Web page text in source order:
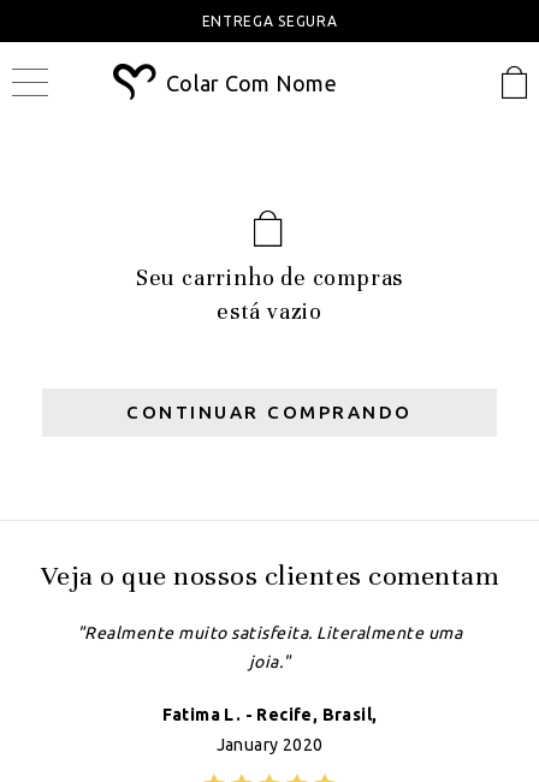
ENTREGA SEGURA
Colar Com Nome
Seu carrinho de compras
está vazio
CONTINUAR COMPRANDO
Veja o que nossos clientes comentam
"Realmente muito satisfeita. Literalmente uma
joia."
Fatima L. - Recife, Brasil,
January 2020